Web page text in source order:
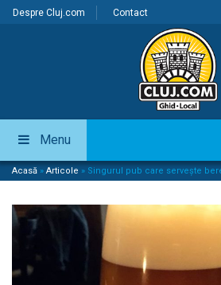
Despre Cluj.com Contact
Menu
Acasă » Articole » Singurul pub care serveşte